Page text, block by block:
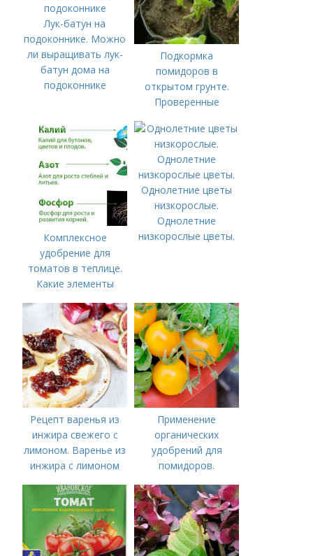
Лук-батун на
подоконнике. Можно
ли выращивать лук-
батун дома на
подоконнике
Подкормка
помидоров в
открытом грунте.
Проверенные
минеральные
удобрения
Комплексное
удобрение для
томатов в теплице.
Какие элементы
особенности их
внесения
Однолетние цветы
низкорослые.
Однолетние
низкорослые цветы.
Рецепт варенья из
инжира свежего с
лимоном. Варенье из
инжира с лимоном
Применение
органических
удобрений для
помидоров.
удобрения для
томатов